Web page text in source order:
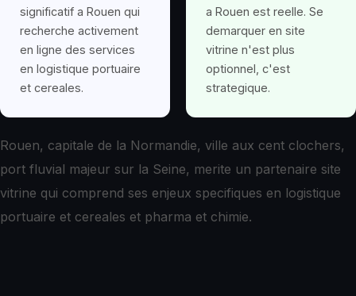
significatif a Rouen qui
recherche activement
en ligne des services
en logistique portuaire
et cereales.
a Rouen est reelle. Se
demarquer en site
vitrine n'est plus
optionnel, c'est
strategique.
Rouen, capitale de la Normandie, ville aux cent clochers,
port fluvial majeur sur la Seine, merite un partenaire site
vitrine qui comprend ses enjeux specifiques en logistique
portuaire et cereales et pharma et chimie.